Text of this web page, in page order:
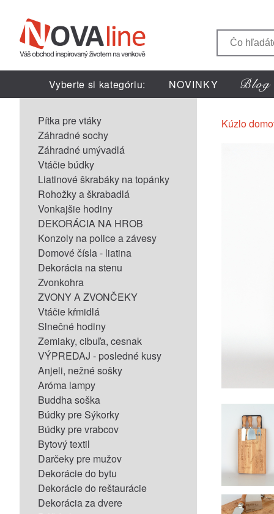
Vyberte si kategóriu: NOVINKY
Pítka pre vtáky
Záhradné sochy
Záhradné umývadlá
Vtáčie búdky
Liatinové škrabáky na topánky
Rohožky a škrabadlá
Vonkajšie hodiny
DEKORÁCIA NA HROB
Konzoly na police a závesy
Domové čísla - liatina
Dekorácia na stenu
Zvonkohra
ZVONY A ZVONČEKY
Vtáčie kŕmidlá
Slnečné hodiny
Zemiaky, cibuľa, cesnak
VÝPREDAJ - posledné kusy
Anjeli, nežné sošky
Aróma lampy
Buddha soška
Búdky pre Sýkorky
Búdky pre vrabcov
Bytový textil
Darčeky pre mužov
Dekorácie do bytu
Dekorácie do reštaurácie
Dekorácia za dvere
Kúzlo